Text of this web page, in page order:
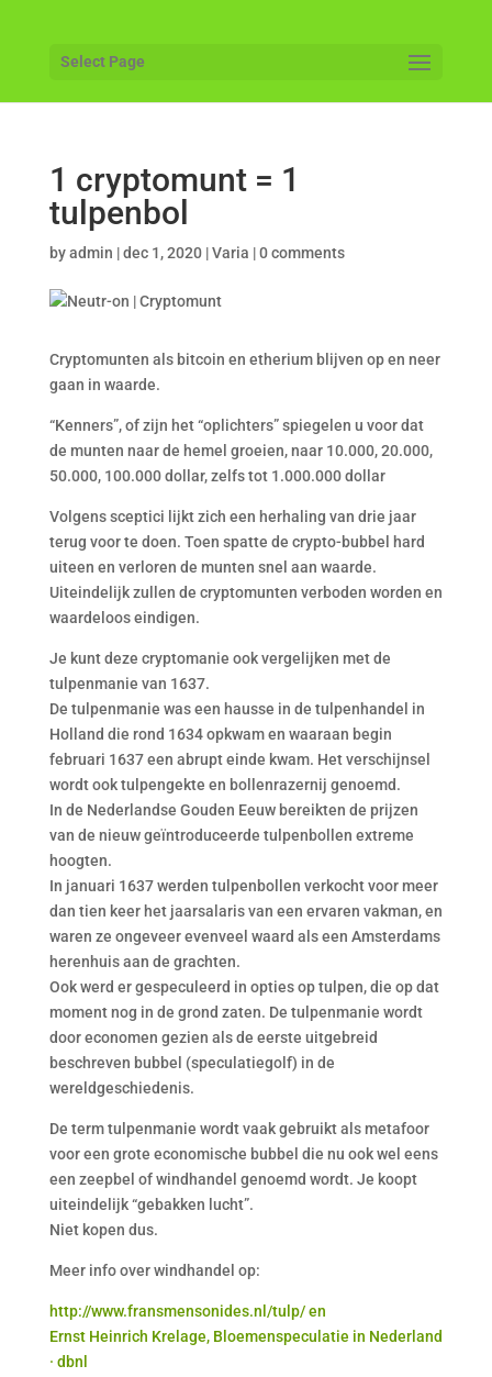
Select Page
1 cryptomunt = 1
tulpenbol
byadmin |dec 1, 2020|Varia |0 comments
Cryptomunten als bitcoin en etherium blijven op en neer
gaan in waarde.
“Kenners”, of zijn het “oplichters” spiegelen u voor dat
de munten naar de hemel groeien, naar 10.000, 20.000,
50.000, 100.000 dollar, zelfs tot 1.000.000 dollar
Volgens sceptici lijkt zich een herhaling van drie jaar
terug voor te doen. Toen spatte de crypto-bubbel hard
uiteen en verloren de munten snel aan waarde.
Uiteindelijk zullen de cryptomunten verboden worden en
waardeloos eindigen.
Je kunt deze cryptomanie ook vergelijken met de
tulpenmanie van 1637.
De tulpenmanie was een hausse in de tulpenhandel in
Holland die rond 1634 opkwam en waaraan begin
februari 1637 een abrupt einde kwam. Het verschijnsel
wordt ook tulpengekte en bollenrazernij genoemd.
In de Nederlandse Gouden Eeuw bereikten de prijzen
van de nieuw geïntroduceerde tulpenbollen extreme
hoogten.
In januari 1637 werden tulpenbollen verkocht voor meer
dan tien keer het jaarsalaris van een ervaren vakman, en
waren ze ongeveer evenveel waard als een Amsterdams
herenhuis aan de grachten.
Ook werd er gespeculeerd in opties op tulpen, die op dat
moment nog in de grond zaten. De tulpenmanie wordt
door economen gezien als de eerste uitgebreid
beschreven bubbel (speculatiegolf) in de
wereldgeschiedenis.
De term tulpenmanie wordt vaak gebruikt als metafoor
voor een grote economische bubbel die nu ook wel eens
een zeepbel of windhandel genoemd wordt. Je koopt
uiteindelijk “gebakken lucht”.
Niet kopen dus.
Meer info over windhandel op:
http://www.fransmensonides.nl/tulp/ en
Ernst Heinrich Krelage, Bloemenspeculatie in Nederland
· dbnl